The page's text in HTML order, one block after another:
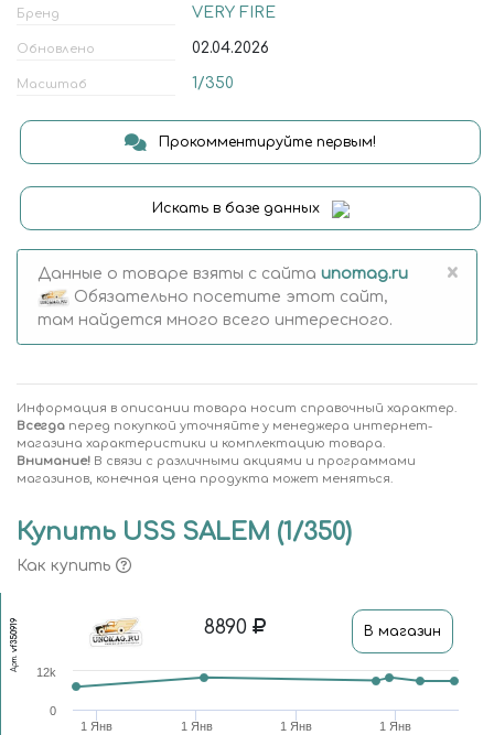
Бренд VERY FIRE
Обновлено 02.04.2026
Масштаб 1/350
Прокомментируйте первым!
Искать в базе данных
Данные о товаре взяты с сайта unomag.ru
Обязательно посетите этот сайт,
там найдется много всего интересного.
×
Информация в описании товара носит справочный характер.
Всегда перед покупкой уточняйте у менеджера интернет-
магазина характеристики и комплектацию товара.
Внимание! В связи с различными акциями и программами
магазинов, конечная цена продукта может меняться.
Купить USS SALEM (1/350)
Как купить
Арт.
vf350919 8890 В магазин
1 Янв 1 Янв 1 Янв 1 Янв
0
12k